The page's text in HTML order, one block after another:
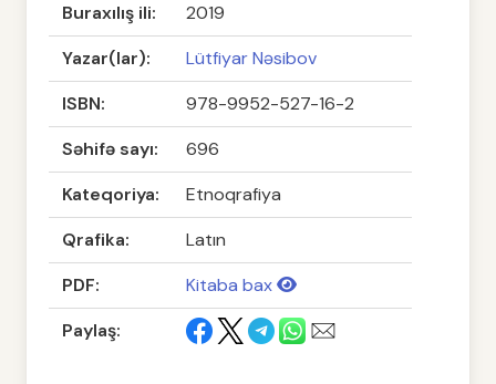
Buraxılış ili:
2019
Yazar(lar):
Lütfiyar Nəsibov
ISBN:
978-9952-527-16-2
Səhifə sayı:
696
Kateqoriya:
Etnoqrafiya
Qrafika:
Latın
PDF:
Kitaba bax
Paylaş: